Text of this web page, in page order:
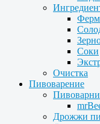
Соки
Очистка
Пивоварение
Пивоварни
Дрожжи